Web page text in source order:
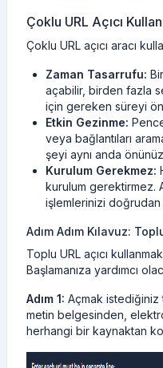
Çoklu URL Açıcı
Çoklu URL açıcı aracı
Zaman Tasarrufu:
açabilir, birden fazla
için gereken süreyi
Etkin Gezinme:
veya bağlantıları
şeyi aynı anda
Kurulum Gerekmez:
kurulum gerektirmez.
işlemlerinizi doğrudan
Adım Adım Kılavuz:
Toplu URL açıcı
Başlamanıza yardımcı
Adım 1: Açmak istediğiniz
metin belgesinden,
herhangi bir kaynaktan